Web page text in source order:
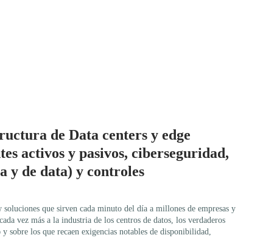
de Data centers y edge
activos y pasivos, ciberseguridad,
y de data) y controles
que sirven cada minuto del día a millones de empresas y
vez más a la industria de los centros de datos, los verdaderos
sobre los que recaen exigencias notables de disponibilidad,